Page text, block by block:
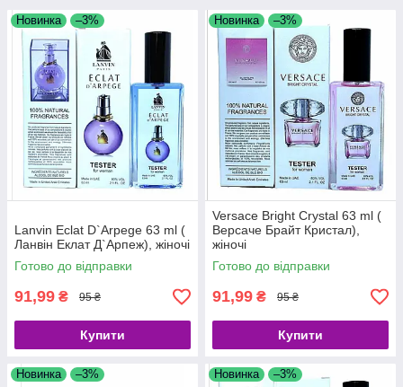
Новинка –3%
Lanvin Eclat D`Arpege 63 ml (
Ланвін Еклат Д`Арпеж), жіночі
Готово до відправки
91,99 ₴ 95 ₴
Купити
Новинка –3%
Versace Bright Crystal 63 ml (
Версаче Брайт Кристал),
жіночі
Готово до відправки
91,99 ₴ 95 ₴
Купити
Новинка –3% Новинка –3%